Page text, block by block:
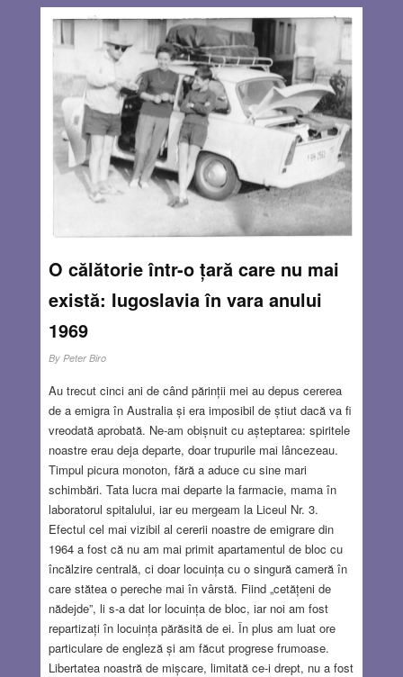
O călătorie într-o țară care nu mai
există: Iugoslavia în vara anului
1969
By Peter Biro
Au trecut cinci ani de când părinții mei au depus cererea
de a emigra în Australia și era imposibil de știut dacă va fi
vreodată aprobată. Ne-am obișnuit cu așteptarea: spiritele
noastre erau deja departe, doar trupurile mai lâncezeau.
Timpul picura monoton, fără a aduce cu sine mari
schimbări. Tata lucra mai departe la farmacie, mama în
laboratorul spitalului, iar eu mergeam la Liceul Nr. 3.
Efectul cel mai vizibil al cererii noastre de emigrare din
1964 a fost că nu am mai primit apartamentul de bloc cu
încălzire centrală, ci doar locuința cu o singură cameră în
care stătea o pereche mai în vârstă. Fiind „cetățeni de
nădejde”, li s-a dat lor locuința de bloc, iar noi am fost
repartizați în locuința părăsită de ei. În plus am luat ore
particulare de engleză și am făcut progrese frumoase.
Libertatea noastră de mișcare, limitată ce-i drept, nu a fost